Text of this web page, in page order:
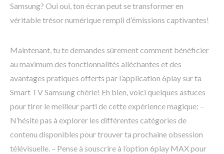
Samsung? Oui oui, ton écran peut se transformer en
véritable trésor numérique rempli d’émissions captivantes!
Maintenant, tu te demandes sûrement comment bénéficier
au maximum des fonctionnalités alléchantes et des
avantages pratiques offerts par l’application 6play sur ta
Smart TV Samsung chérie! Eh bien, voici quelques astuces
pour tirer le meilleur parti de cette expérience magique: –
N’hésite pas à explorer les différentes catégories de
contenu disponibles pour trouver ta prochaine obsession
télévisuelle. – Pense à souscrire à l’option 6play MAX pour